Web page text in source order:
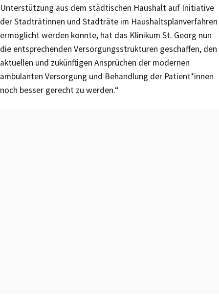
Unterstützung aus dem städtischen Haushalt auf Initiative
der Stadträtinnen und Stadträte im Haushaltsplanverfahren
ermöglicht werden konnte, hat das Klinikum St. Georg nun
die entsprechenden Versorgungsstrukturen geschaffen, den
aktuellen und zukünftigen Ansprüchen der modernen
ambulanten Versorgung und Behandlung der Patient*innen
noch besser gerecht zu werden.“